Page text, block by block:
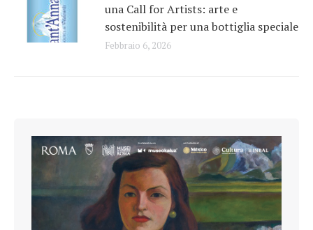
una Call for Artists: arte e
sostenibilità per una bottiglia speciale
Febbraio 6, 2026